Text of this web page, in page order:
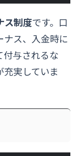
ス制度です。口
ス、入金時に
与されるな
充実していま